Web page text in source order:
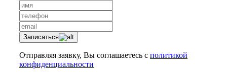
Записаться
Отправляя заявку, Вы соглашаетесь с политикой
конфиденциальности